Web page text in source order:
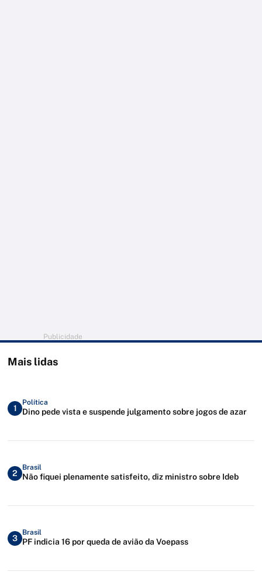
Publicidade
Mais lidas
1
Política
Dino pede vista e suspende julgamento sobre jogos de azar
2
Brasil
Não fiquei plenamente satisfeito, diz ministro sobre Ideb
3
Brasil
PF indicia 16 por queda de avião da Voepass